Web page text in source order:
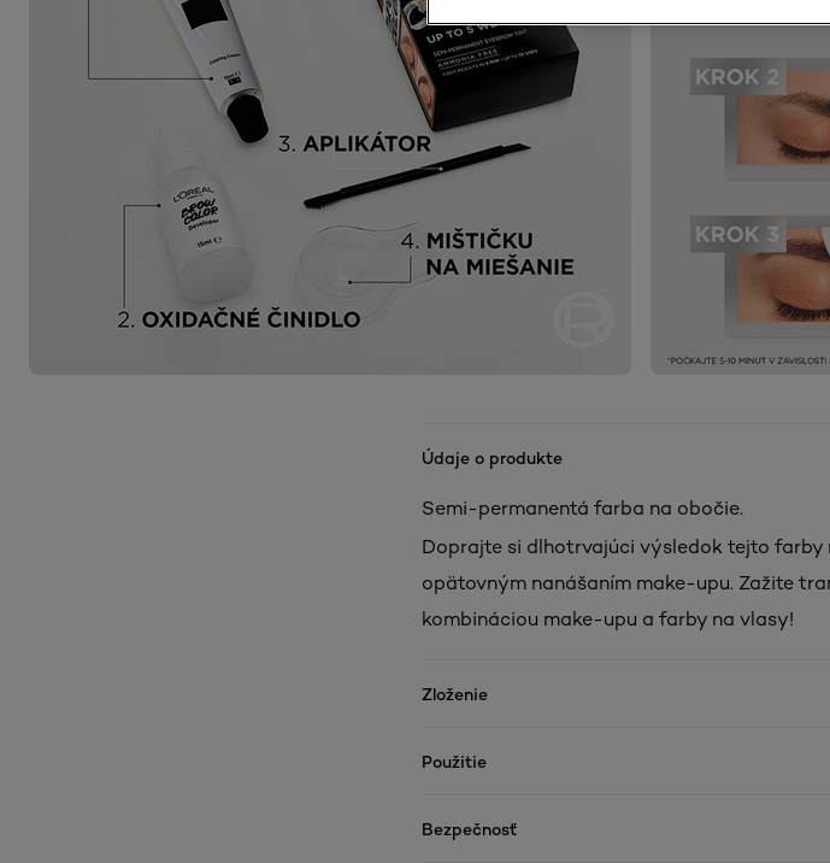
Údaje o produkte
Semi-permanentá farba na obočie.
Doprajte si dlhotrvajúci výsledok tejto farby
opätovným nanášaním make-upu. Zažite
kombináciou make-upu a farby na vlasy!
Zloženie
Použitie
Bezpečnosť